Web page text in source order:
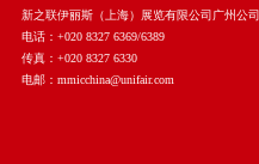
新之联伊丽斯（上海）展览有限公司广州公司
电话：+020 8327 6369/6389
传真：+020 8327 6330
电邮：mmicchina@unifair.com